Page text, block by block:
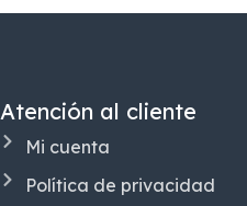
Atención al cliente
Mi cuenta
Política de privacidad